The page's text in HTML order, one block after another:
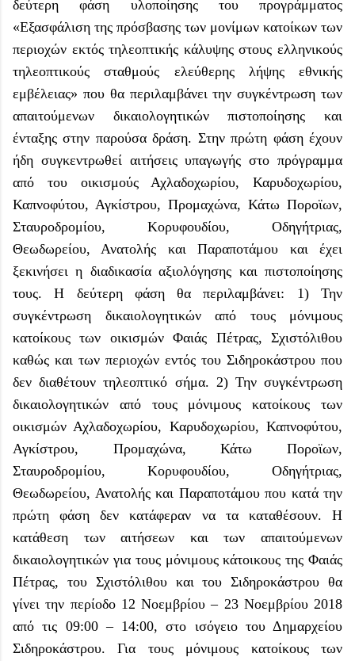
δεύτερη φάση υλοποίησης του προγράμματος
«Εξασφάλιση της πρόσβασης των μονίμων κατοίκων των
περιοχών εκτός τηλεοπτικής κάλυψης στους ελληνικούς
τηλεοπτικούς σταθμούς ελεύθερης λήψης εθνικής
εμβέλειας» που θα περιλαμβάνει την συγκέντρωση των
απαιτούμενων δικαιολογητικών πιστοποίησης και
ένταξης στην παρούσα δράση. Στην πρώτη φάση έχουν
ήδη συγκεντρωθεί αιτήσεις υπαγωγής στο πρόγραμμα
από του οικισμούς Αχλαδοχωρίου, Καρυδοχωρίου,
Καπνοφύτου, Αγκίστρου, Προμαχώνα, Κάτω Ποροϊων,
Σταυροδρομίου, Κορυφουδίου, Οδηγήτριας,
Θεωδωρείου, Ανατολής και Παραποτάμου και έχει
ξεκινήσει η διαδικασία αξιολόγησης και πιστοποίησης
τους. Η δεύτερη φάση θα περιλαμβάνει: 1) Την
συγκέντρωση δικαιολογητικών από τους μόνιμους
κατοίκους των οικισμών Φαιάς Πέτρας, Σχιστόλιθου
καθώς και των περιοχών εντός του Σιδηροκάστρου που
δεν διαθέτουν τηλεοπτικό σήμα. 2) Την συγκέντρωση
δικαιολογητικών από τους μόνιμους κατοίκους των
οικισμών Αχλαδοχωρίου, Καρυδοχωρίου, Καπνοφύτου,
Αγκίστρου, Προμαχώνα, Κάτω Ποροϊων,
Σταυροδρομίου, Κορυφουδίου, Οδηγήτριας,
Θεωδωρείου, Ανατολής και Παραποτάμου που κατά την
πρώτη φάση δεν κατάφεραν να τα καταθέσουν. Η
κατάθεση των αιτήσεων και των απαιτούμενων
δικαιολογητικών για τους μόνιμους κάτοικους της Φαιάς
Πέτρας, του Σχιστόλιθου και του Σιδηροκάστρου θα
γίνει την περίοδο 12 Νοεμβρίου – 23 Νοεμβρίου 2018
από τις 09:00 – 14:00, στο ισόγειο του Δημαρχείου
Σιδηροκάστρου. Για τους μόνιμους κατοίκους των